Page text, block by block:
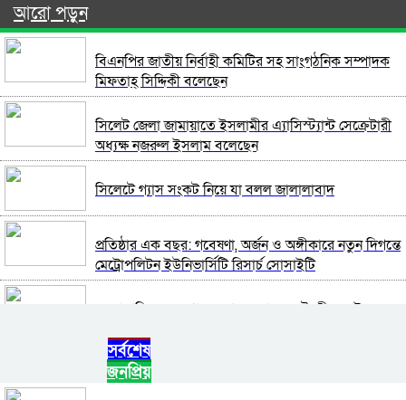
আরো পড়ুন
বিএনপির জাতীয় নির্বাহী কমিটির সহ সাংগঠনিক সম্পাদক
মিফতাহ্ সিদ্দিকী বলেছেন
সিলেট জেলা জামায়াতে ইসলামীর এ্যাসিস্ট্যান্ট সেক্রেটারী
অধ্যক্ষ নজরুল ইসলাম বলেছেন
সিলেটে গ্যাস সংকট নিয়ে যা বলল জালালাবাদ
প্রতিষ্ঠার এক বছর: গবেষণা, অর্জন ও অঙ্গীকারে নতুন দিগন্তে
মেট্রোপলিটন ইউনিভার্সিটি রিসার্চ সোসাইটি
জেলা পরিষদের প্রশাসক আবুল কাহের চৌধুরী জুলাই
সিলেট মহানগর ছাত্রশিবিরের মিছিল সম্পন্ন
সর্বশেষ
জনপ্রিয়